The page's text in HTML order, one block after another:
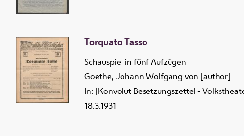
Torquato Tasso
Schauspiel in fünf Aufzügen
Goethe, Johann Wolfgang von [author]
In: [Konvolut Besetzungszettel -
18.3.1931